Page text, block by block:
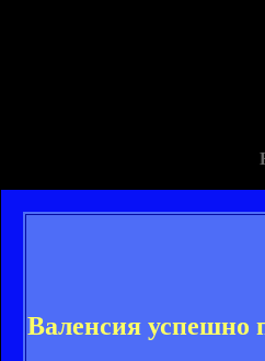
Валенсия успешно